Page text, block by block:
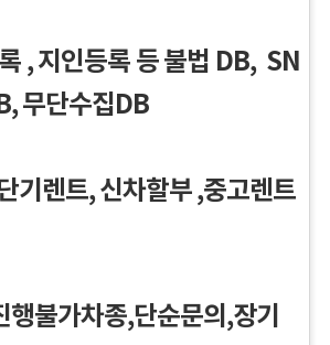
, 지인등록 등 불법 DB, SN
무단수집DB
기렌트, 신차할부 ,중고렌트
불가차종,단순문의,장기